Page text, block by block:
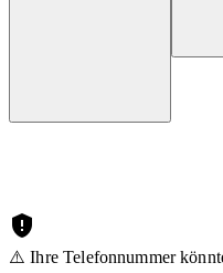
⚠️ Ihre Telefonnummer